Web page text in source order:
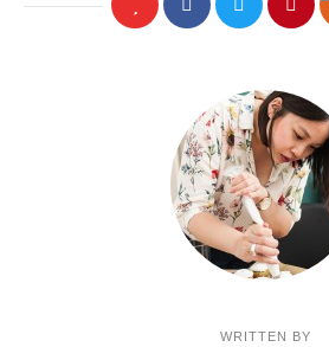
WRITTEN BY